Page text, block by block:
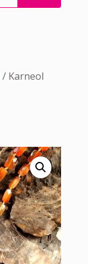
/ Karneol